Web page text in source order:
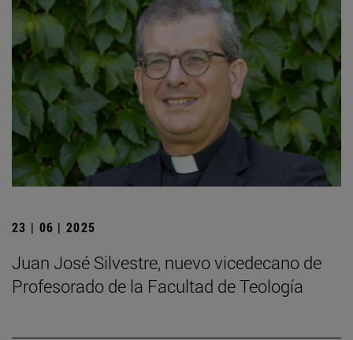
23 | 06 | 2025
Juan José Silvestre, nuevo vicedecano de
Profesorado de la Facultad de Teología